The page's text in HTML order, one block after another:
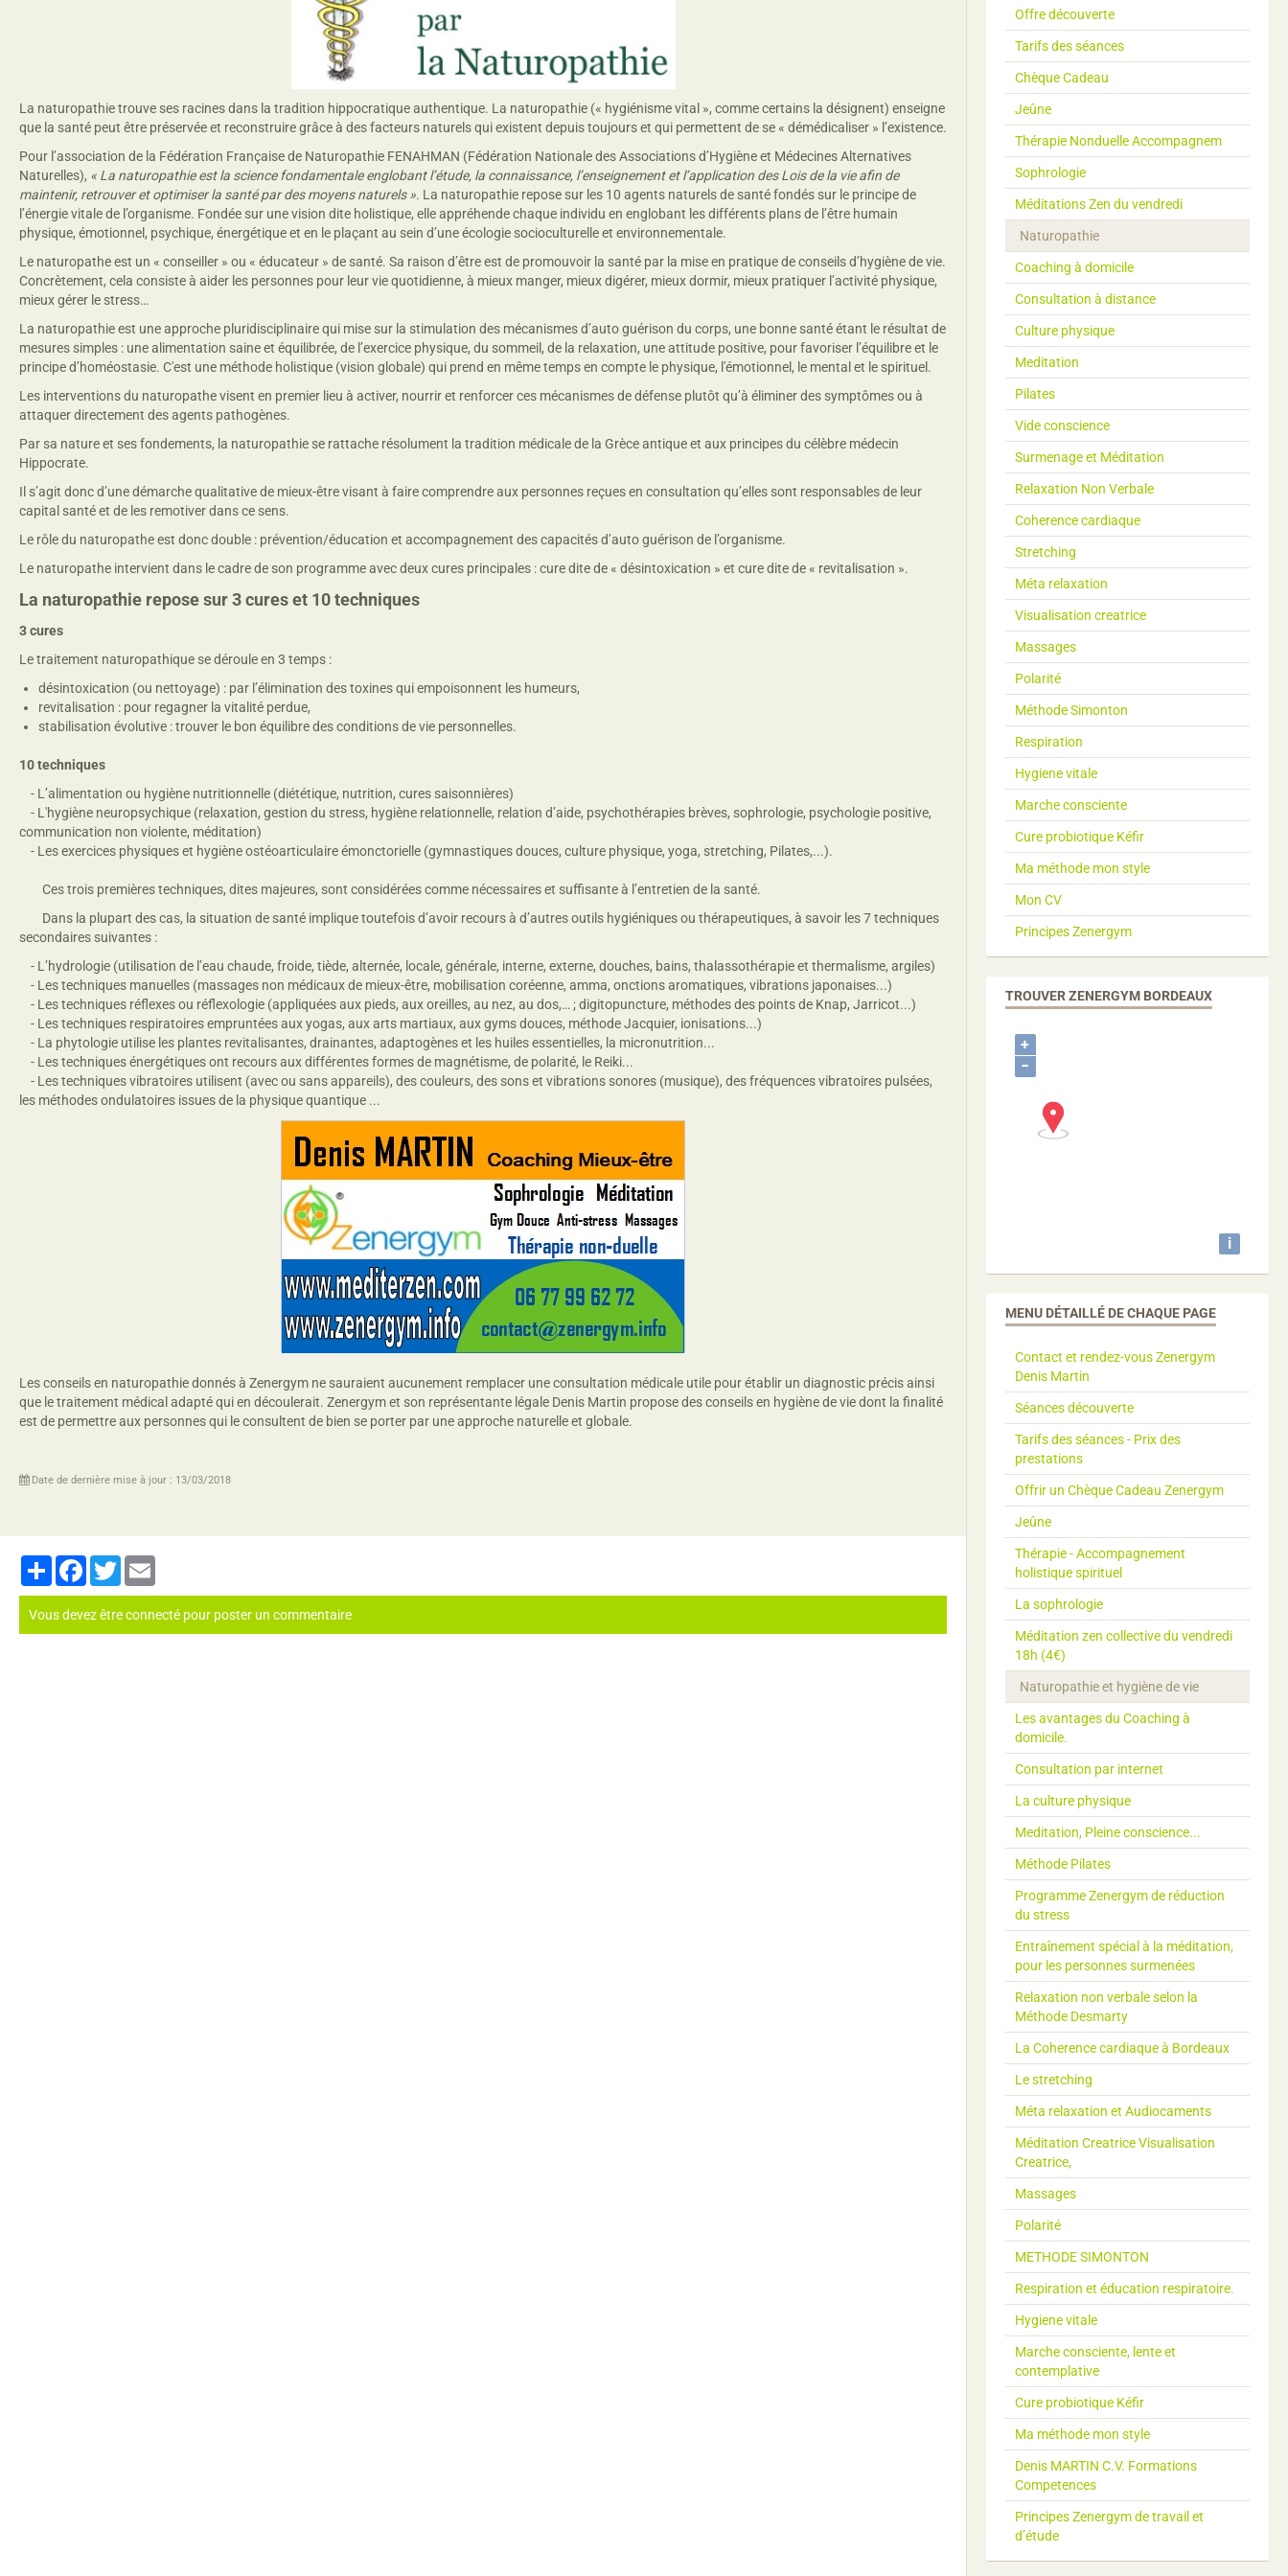
La naturopathie trouve ses racines dans la tradition hippocratique authentique. La naturopathie (« hygiénisme vital », comme certains la désignent) enseigne
que la santé peut être préservée et reconstruire grâce à des facteurs naturels qui existent depuis toujours et qui permettent de se « démédicaliser » l’existence.
Pour l’association de la Fédération Française de Naturopathie FENAHMAN (Fédération Nationale des Associations d’Hygiène et Médecines Alternatives
Naturelles), « La naturopathie est la science fondamentale englobant l’étude, la connaissance, l’enseignement et l’application des Lois de la vie afin de
maintenir, retrouver et optimiser la santé par des moyens naturels ». La naturopathie repose sur les 10 agents naturels de santé fondés sur le principe de
l’énergie vitale de l’organisme. Fondée sur une vision dite holistique, elle appréhende chaque individu en englobant les différents plans de l’être humain
physique, émotionnel, psychique, énergétique et en le plaçant au sein d’une écologie socioculturelle et environnementale.
Le naturopathe est un « conseiller » ou « éducateur » de santé. Sa raison d’être est de promouvoir la santé par la mise en pratique de conseils d’hygiène de vie.
Concrètement, cela consiste à aider les personnes pour leur vie quotidienne, à mieux manger, mieux digérer, mieux dormir, mieux pratiquer l’activité physique,
mieux gérer le stress…
La naturopathie est une approche pluridisciplinaire qui mise sur la stimulation des mécanismes d’auto guérison du corps, une bonne santé étant le résultat de
mesures simples : une alimentation saine et équilibrée, de l’exercice physique, du sommeil, de la relaxation, une attitude positive, pour favoriser l’équilibre et le
principe d’homéostasie. C'est une méthode holistique (vision globale) qui prend en même temps en compte le physique, l'émotionnel, le mental et le spirituel.
Les interventions du naturopathe visent en premier lieu à activer, nourrir et renforcer ces mécanismes de défense plutôt qu’à éliminer des symptômes ou à
attaquer directement des agents pathogènes.
Par sa nature et ses fondements, la naturopathie se rattache résolument la tradition médicale de la Grèce antique et aux principes du célèbre médecin
Hippocrate.
Il s’agit donc d’une démarche qualitative de mieux-être visant à faire comprendre aux personnes reçues en consultation qu’elles sont responsables de leur
capital santé et de les remotiver dans ce sens.
Le rôle du naturopathe est donc double : prévention/éducation et accompagnement des capacités d’auto guérison de l’organisme.
Le naturopathe intervient dans le cadre de son programme avec deux cures principales : cure dite de « désintoxication » et cure dite de « revitalisation ».
La naturopathie repose sur 3 cures et 10 techniques
3 cures
Le traitement naturopathique se déroule en 3 temps :
désintoxication (ou nettoyage) : par l’élimination des toxines qui empoisonnent les humeurs,
revitalisation : pour regagner la vitalité perdue,
stabilisation évolutive : trouver le bon équilibre des conditions de vie personnelles.
10 techniques
- L’alimentation ou hygiène nutritionnelle (diététique, nutrition, cures saisonnières)
- L'hygiène neuropsychique (relaxation, gestion du stress, hygiène relationnelle, relation d’aide, psychothérapies brèves, sophrologie, psychologie positive,
communication non violente, méditation)
- Les exercices physiques et hygiène ostéoarticulaire émonctorielle (gymnastiques douces, culture physique, yoga, stretching, Pilates,...).
Ces trois premières techniques, dites majeures, sont considérées comme nécessaires et suffisante à l’entretien de la santé.
Dans la plupart des cas, la situation de santé implique toutefois d’avoir recours à d’autres outils hygiéniques ou thérapeutiques, à savoir les 7 techniques
secondaires suivantes :
- L’hydrologie (utilisation de l’eau chaude, froide, tiède, alternée, locale, générale, interne, externe, douches, bains, thalassothérapie et thermalisme, argiles)
- Les techniques manuelles (massages non médicaux de mieux-être, mobilisation coréenne, amma, onctions aromatiques, vibrations japonaises...)
- Les techniques réflexes ou réflexologie (appliquées aux pieds, aux oreilles, au nez, au dos,… ; digitopuncture, méthodes des points de Knap, Jarricot...)
- Les techniques respiratoires empruntées aux yogas, aux arts martiaux, aux gyms douces, méthode Jacquier, ionisations...)
- La phytologie utilise les plantes revitalisantes, drainantes, adaptogènes et les huiles essentielles, la micronutrition...
- Les techniques énergétiques ont recours aux différentes formes de magnétisme, de polarité, le Reiki...
- Les techniques vibratoires utilisent (avec ou sans appareils), des couleurs, des sons et vibrations sonores (musique), des fréquences vibratoires pulsées,
les méthodes ondulatoires issues de la physique quantique ...
Les conseils en naturopathie donnés à Zenergym ne sauraient aucunement remplacer une consultation médicale utile pour établir un diagnostic précis ainsi
que le traitement médical adapté qui en découlerait. Zenergym et son représentante légale Denis Martin propose des conseils en hygiène de vie dont la finalité
est de permettre aux personnes qui le consultent de bien se porter par une approche naturelle et globale.
Date de dernière mise à jour : 13/03/2018
PartagerFacebook
Twitter
Vous devez être connecté pour poster un commentaire
Offre découverte
Tarifs des séances
Chèque Cadeau
Jeûne
Thérapie Nonduelle Accompagnem
Sophrologie
Méditations Zen du vendredi
Naturopathie
Coaching à domicile
Consultation à distance
Culture physique
Meditation
Pilates
Vide conscience
Surmenage et Méditation
Relaxation Non Verbale
Coherence cardiaque
Stretching
Méta relaxation
Visualisation creatrice
Massages
Polarité
Méthode Simonton
Respiration
Hygiene vitale
Marche consciente
Cure probiotique Kéfir
Ma méthode mon style
Mon CV
Principes Zenergym
TROUVER ZENERGYM BORDEAUX
+
−
i
MENU DÉTAILLÉ DE CHAQUE PAGE
Contact et rendez-vous Zenergym
Denis Martin
Séances découverte
Tarifs des séances - Prix des
prestations
Offrir un Chèque Cadeau Zenergym
Jeûne
Thérapie - Accompagnement
holistique spirituel
La sophrologie
Méditation zen collective du vendredi
18h (4€)
Naturopathie et hygiène de vie
Les avantages du Coaching à
domicile.
Consultation par internet
La culture physique
Meditation, Pleine conscience...
Méthode Pilates
Programme Zenergym de réduction
du stress
Entraînement spécial à la méditation,
pour les personnes surmenées
Relaxation non verbale selon la
Méthode Desmarty
La Coherence cardiaque à Bordeaux
Le stretching
Méta relaxation et Audiocaments
Méditation Creatrice Visualisation
Creatrice,
Massages
Polarité
METHODE SIMONTON
Respiration et éducation respiratoire.
Hygiene vitale
Marche consciente, lente et
contemplative
Cure probiotique Kéfir
Ma méthode mon style
Denis MARTIN C.V. Formations
Competences
Principes Zenergym de travail et
d’étude